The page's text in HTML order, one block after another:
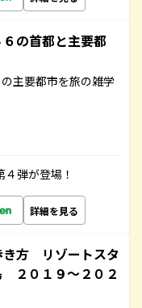
の首都と主要都
主要都市を旅の雑学
４弾が登場！
詳細を見る
方 リゾートスタ
０１９～２０２